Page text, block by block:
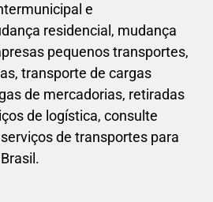
e
residencial, mudança
pequenos transportes,
transporte de cargas
de mercadorias, retiradas
de logística, consulte
de transportes para